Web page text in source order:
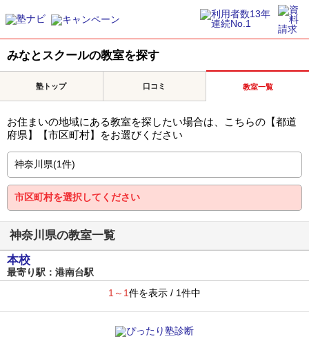
みなとスクールの教室を探す
塾トップ 口コミ 教室一覧
お住まいの地域にある教室を探したい場合は、こちらの【都道
府県】【市区町村】をお選びください
神奈川県の教室一覧
本校
最寄り駅：港南台駅
1～1件を表示 / 1件中